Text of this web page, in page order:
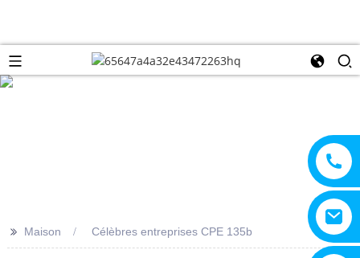
>> Maison Célèbres entreprises CPE 135b